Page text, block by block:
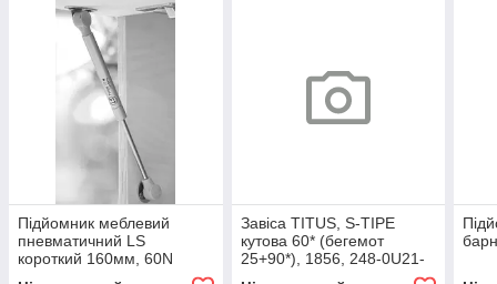
Підйомник меблевий
пневматичний LS
короткий 160мм, 60N
Завіса TITUS, S-TIPE
кутова 60* (бегемот
25+90*), 1856, 248-0U21-